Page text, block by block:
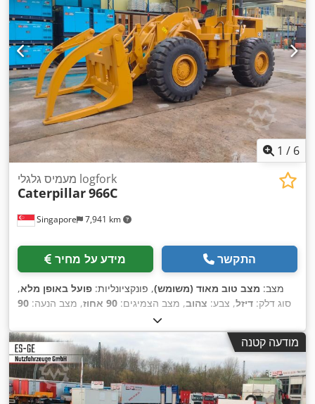
1 / 6
Singapore 7,941 km
מעמיס גלגלי logfork
Caterpillar966C
מידע על מחיר התקשר
מצב: מצב טוב מאוד (משומש), פונקציונליות: פועל באופן מלא,
סוג דלק: דיזל, צבע: צהוב, מצב הצמיגים: 90 אחוז , מצב הנעה: 90
, מספר מושבים:
הידראוליקה, תא נהג,
מודעה קטנה